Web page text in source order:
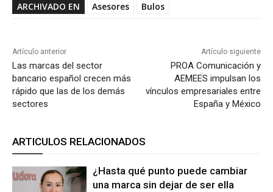
ARCHIVADO EN Asesores Bulos
Artículo anterior
Las marcas del sector
bancario español crecen más
rápido que las de los demás
sectores
Artículo siguiente
PROA Comunicación y
AEMEES impulsan los
vínculos empresariales entre
España y México
ARTICULOS RELACIONADOS
¿Hasta qué punto puede cambiar
una marca sin dejar de ser ella